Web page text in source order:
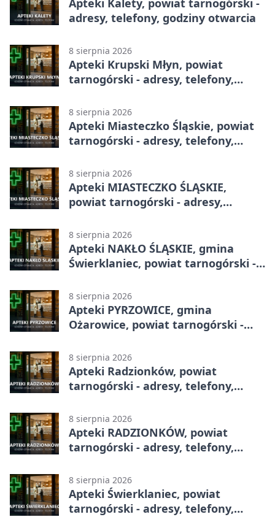
Apteki Kalety, powiat tarnogórski -
adresy, telefony, godziny otwarcia
8 sierpnia 2026
Apteki Krupski Młyn, powiat
tarnogórski - adresy, telefony,
8 sierpnia 2026
Apteki Miasteczko Śląskie, powiat
tarnogórski - adresy, telefony,
8 sierpnia 2026
Apteki MIASTECZKO ŚLĄSKIE,
powiat tarnogórski - adresy,
8 sierpnia 2026
Apteki NAKŁO ŚLĄSKIE, gmina
Świerklaniec, powiat tarnogórski -
8 sierpnia 2026
Apteki PYRZOWICE, gmina
Ożarowice, powiat tarnogórski -
8 sierpnia 2026
Apteki Radzionków, powiat
tarnogórski - adresy, telefony,
8 sierpnia 2026
Apteki RADZIONKÓW, powiat
tarnogórski - adresy, telefony,
8 sierpnia 2026
Apteki Świerklaniec, powiat
tarnogórski - adresy, telefony,